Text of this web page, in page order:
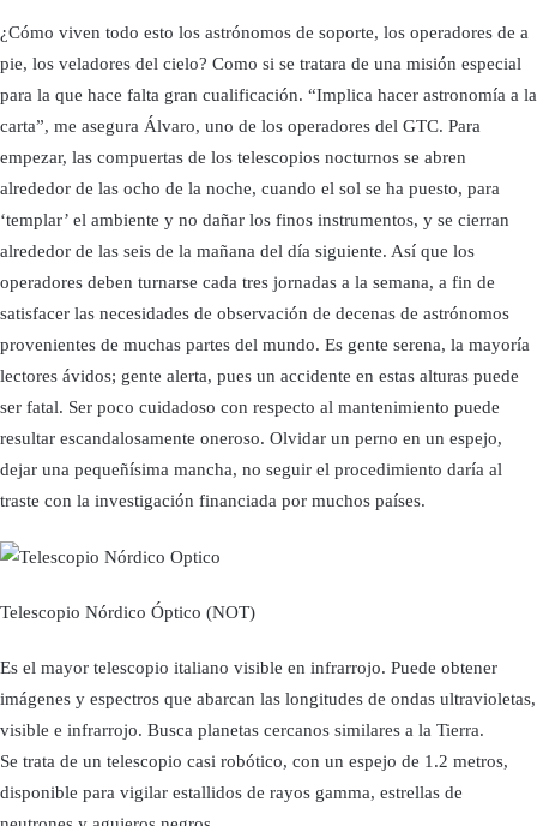
¿Cómo viven todo esto los astrónomos de soporte, los operadores de a
pie, los veladores del cielo? Como si se tratara de una misión especial
para la que hace falta gran cualificación. “Implica hacer astronomía a la
carta”, me asegura Álvaro, uno de los operadores del GTC. Para
empezar, las compuertas de los telescopios nocturnos se abren
alrededor de las ocho de la noche, cuando el sol se ha puesto, para
‘templar’ el ambiente y no dañar los finos instrumentos, y se cierran
alrededor de las seis de la mañana del día siguiente. Así que los
operadores deben turnarse cada tres jornadas a la semana, a fin de
satisfacer las necesidades de observación de decenas de astrónomos
provenientes de muchas partes del mundo. Es gente serena, la mayoría
lectores ávidos; gente alerta, pues un accidente en estas alturas puede
ser fatal. Ser poco cuidadoso con respecto al mantenimiento puede
resultar escandalosamente oneroso. Olvidar un perno en un espejo,
dejar una pequeñísima mancha, no seguir el procedimiento daría al
traste con la investigación financiada por muchos países.
Telescopio Nórdico Óptico (NOT)
Es el mayor telescopio italiano visible en infrarrojo. Puede obtener
imágenes y espectros que abarcan las longitudes de ondas ultravioletas,
visible e infrarrojo. Busca planetas cercanos similares a la Tierra.
Se trata de un telescopio casi robótico, con un espejo de 1.2 metros,
disponible para vigilar estallidos de rayos gamma, estrellas de